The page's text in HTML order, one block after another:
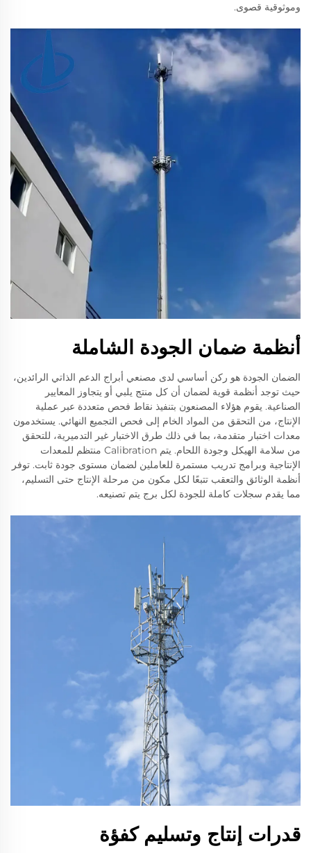
وموثوقية قصوى.
أنظمة ضمان الجودة الشاملة
الضمان الجودة هو ركن أساسي لدى مصنعي أبراج الدعم الذاتي الرائدين،
حيث توجد أنظمة قوية لضمان أن كل منتج يلبي أو يتجاوز المعايير
الصناعية. يقوم هؤلاء المصنعون بتنفيذ نقاط فحص متعددة عبر عملية
الإنتاج، من التحقق من المواد الخام إلى فحص التجميع النهائي. يستخدمون
معدات اختبار متقدمة، بما في ذلك طرق الاختبار غير التدميرية، للتحقق
من سلامة الهيكل وجودة اللحام. يتم Calibration منتظم للمعدات
الإنتاجية وبرامج تدريب مستمرة للعاملين لضمان مستوى جودة ثابت. توفر
أنظمة الوثائق والتعقب تتبعًا لكل مكون من مرحلة الإنتاج حتى التسليم،
مما يقدم سجلات كاملة للجودة لكل برج يتم تصنيعه.
قدرات إنتاج وتسليم كفؤة